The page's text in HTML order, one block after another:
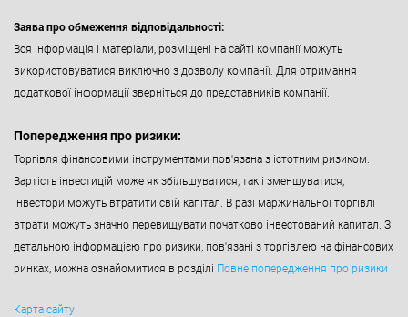
Заява про обмеження відповідальності:
Вся інформація і матеріали, розміщені на сайті компанії можуть
використовуватися виключно з дозволу компанії. Для отримання
додаткової інформації зверніться до представників компанії.
Попередження про ризики:
Торгівля фінансовими інструментами пов'язана з істотним ризиком.
Вартість інвестицій може як збільшуватися, так і зменшуватися,
інвестори можуть втратити свій капітал. В разі маржинальної торгівлі
втрати можуть значно перевищувати початково інвестований капитал. З
детальною інформацією про ризики, пов'язані з торгівлею на фінансових
ринках, можна ознайомитися в розділі Повне попередження про ризики
Карта сайту